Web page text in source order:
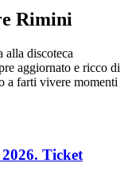
Rimini
alla discoteca
aggiornato e ricco di
a farti vivere momenti
Ticket